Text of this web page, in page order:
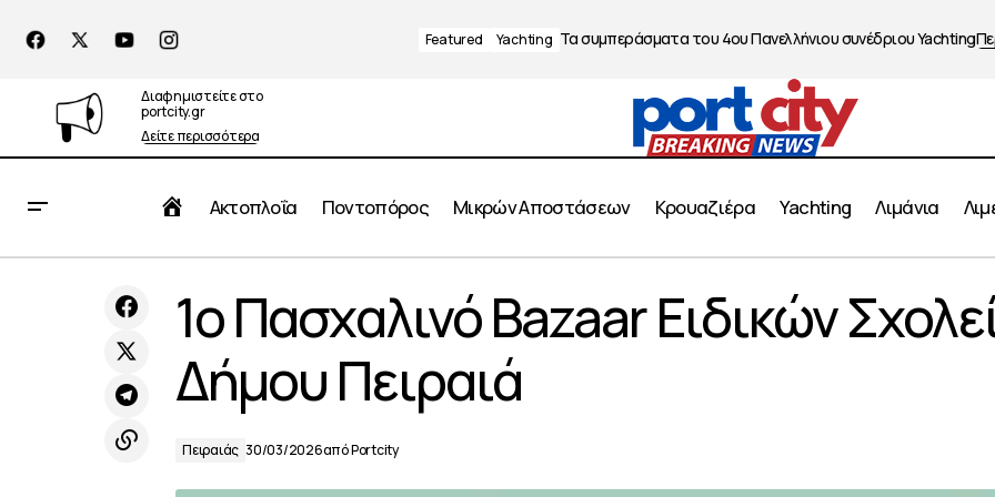
Featured Yachting Τα συμπεράσματα του 4ου Πανελλήνιου συνέδριου Yachting
Διαφημιστείτε στο
portcity.gr
Δείτε περισσότερα
Αρχική
Ακτοπλοΐα Ποντοπόρος Μικρών Αποστάσεων Κρουαζιέρα Yachting Λιμάνια
ασφαλτόστρωσης στην οδό Αγίου
Διονυσίου στον Πειραιά
1ο Πασχαλινό Bazaar Ειδικών Σχολείων Δήμου
1ο Πασχαλινό Bazaar Ειδικών
Δήμου Πειραιά
Πειραιάς 30/03/2026απόPortcity